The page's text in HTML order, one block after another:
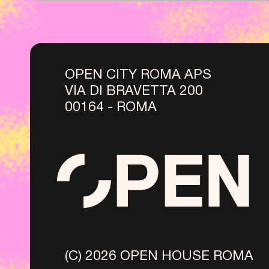
OPEN CITY ROMA APS
VIA DI BRAVETTA 200
00164 - ROMA
(C) 2026 OPEN HOUSE ROMA